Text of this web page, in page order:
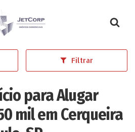
inicial
Filtrar
para Alugar
mil em Cerqueira